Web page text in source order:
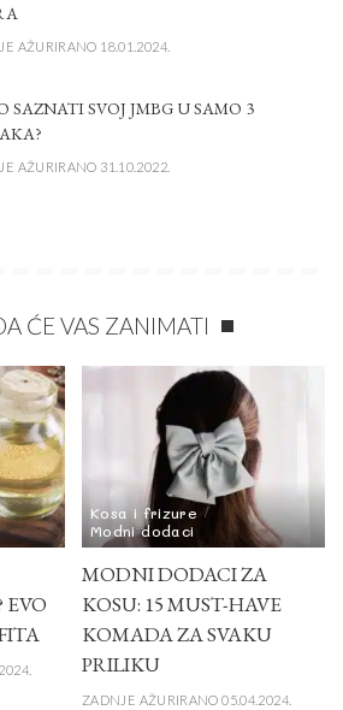
AŽURIRANO 18.01.2024.
SAZNATI SVOJ JMBG U SAMO 3
AŽURIRANO 31.10.2022.
ĆE VAS ZANIMATI
EVO
Kosa i frizure
Modni dodaci
MODNI DODACI ZA
KOSU: 15 MUST-HAVE
KOMADA ZA SVAKU
PRILIKU
ZADNJE AŽURIRANO 05.04.2024.